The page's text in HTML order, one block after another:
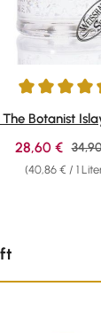
von
Botanist
(40,86 € / 1
28,60 €